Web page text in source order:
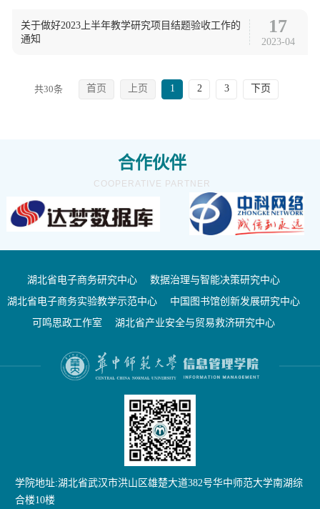
关于做好2023上半年教学研究项目结题验收工作的
通知
17
2023-04
共30条 首页 上页 1 2 3 下页
合作伙伴
COOPERATIVE PARTNER
湖北省电子商务研究中心
数据治理与智能决策研究中心
湖北省电子商务实验教学示范中心
中国图书馆创新发展研究中心
可鸣思政工作室
湖北省产业安全与贸易救济研究中心
学院地址:湖北省武汉市洪山区雄楚大道382号华中师范大学南湖综
合楼10楼